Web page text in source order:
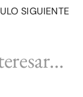
SIGUIENTE